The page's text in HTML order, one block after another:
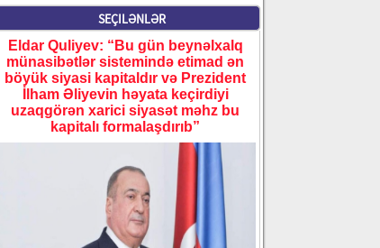
SEÇILƏNLƏR
Eldar Quliyev: “Bu gün beynəlxalq
münasibətlər sistemində etimad ən
böyük siyasi kapitaldır və Prezident
İlham Əliyevin həyata keçirdiyi
uzaqgörən xarici siyasət məhz bu
kapitalı formalaşdırıb”